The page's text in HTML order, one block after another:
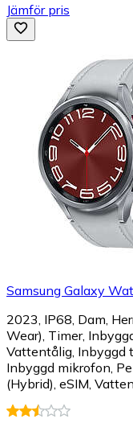
Jämför pris
Samsung Galaxy
2023, IP68, Dam,
Wear), Timer,
Vattentålig, Inbyggd
Inbyggd mikrofon,
(Hybrid), eSIM,